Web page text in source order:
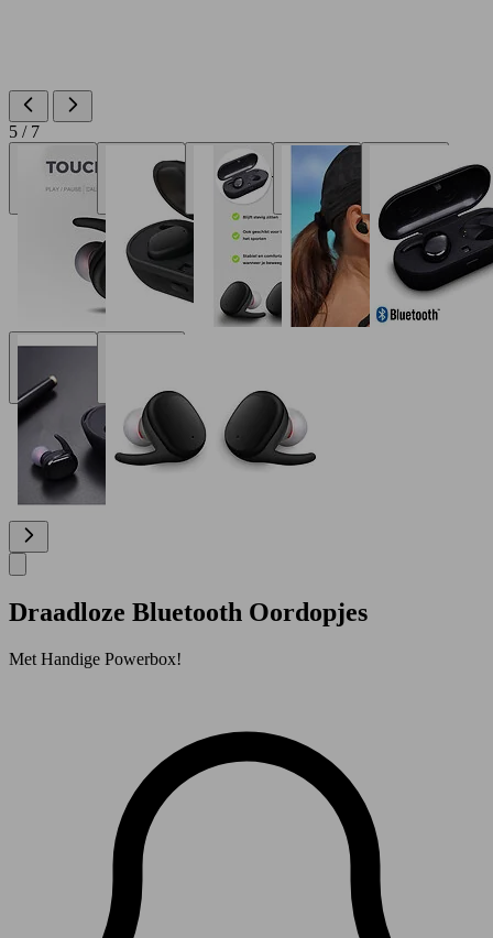
5 / 7
Draadloze Bluetooth Oordopjes
Met Handige Powerbox!